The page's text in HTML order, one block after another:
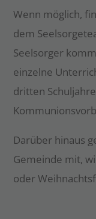
Wenn möglich,
dem
Seelsorger
einzelne
dritten
Darüber hinaus
Gemeinde mit,
oder